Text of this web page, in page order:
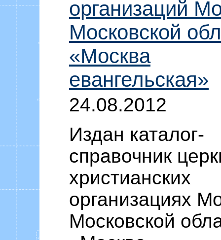
организаций
Московской
«Москва
евангельская»
24.08.2012
Издан каталог-
справочник
христианских
организациях
Московской